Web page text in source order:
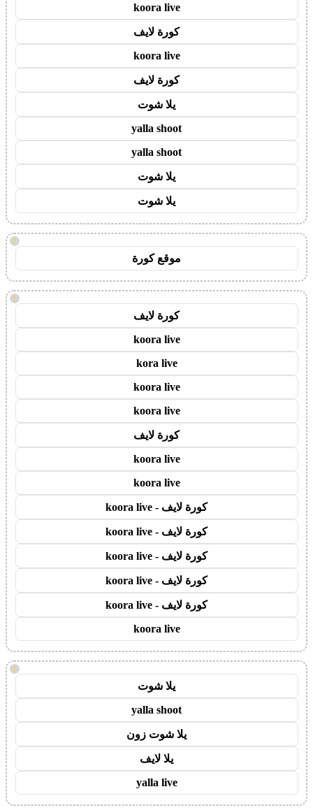
koora live
كورة لايف
koora live
كورة لايف
يلا شوت
yalla shoot
yalla shoot
يلا شوت
يلا شوت
!
موقع كورة
!
كورة لايف
koora live
kora live
koora live
koora live
كورة لايف
koora live
koora live
كورة لايف - koora live
كورة لايف - koora live
كورة لايف - koora live
كورة لايف - koora live
كورة لايف - koora live
koora live
!
يلا شوت
yalla shoot
يلا شوت زون
يلا لايف
yalla live